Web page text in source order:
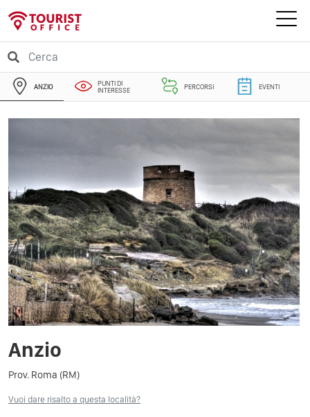
ANZIO
PUNTI DI
INTERESSE
PERCORSI EVENTI
Anzio
Prov. Roma (RM)
Vuoi dare risalto a questa località?